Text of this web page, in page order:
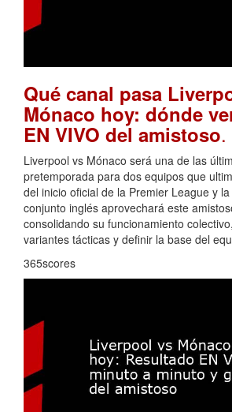
Qué canal pasa
Mónaco hoy: dónde
EN VIVO del amistoso
Liverpool vs Mónaco será una de las
pretemporada para dos equipos que
del inicio oficial de la Premier League y
conjunto inglés aprovechará este
consolidando su funcionamiento
variantes tácticas y definir la base del
365scores